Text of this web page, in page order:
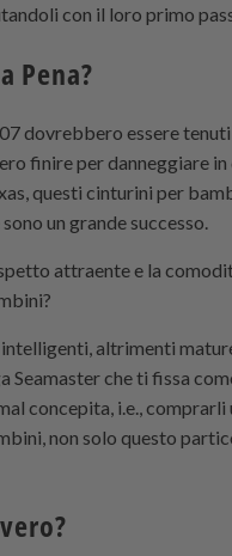
con il loro primo
Pena?
dovrebbero essere
finire per danneggiare
questi cinturini per
un grande successo.
attraente e la
altrimenti
che ti fissa
concepita, i.e.,
non solo questo